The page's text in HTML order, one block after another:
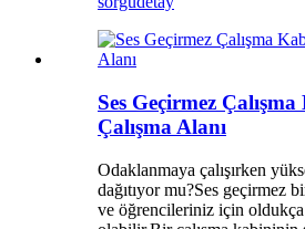
Ses Geçirmez
Çalışma Alanı
Odaklanmaya çalışırken
dağıtıyor mu?Ses geçirmez
ve öğrencileriniz için oldukça